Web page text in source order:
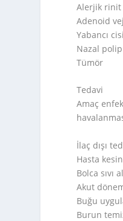
Alerjik rinit
Adenoid
Yabancı
Nazal polip
Tümör
Tedavi
Amaç
İlaç dışı
Hasta
Bolca sıvı
Akut
Buğu
Burun